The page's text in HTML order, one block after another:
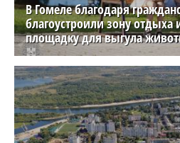
В Гомеле благодаря
благоустроили зону отдыха
площадку для выгула